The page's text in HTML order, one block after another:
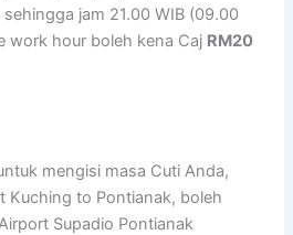
jam 21.00 WIB (09.00
work hour boleh kena Caj RM20
mengisi masa Cuti Anda,
Kuching to Pontianak, boleh
Supadio Pontianak